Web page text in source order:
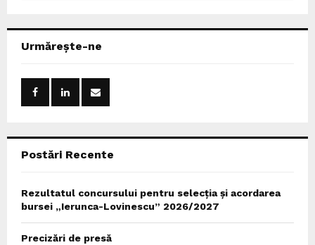
h
Urmărește-ne
Postări Recente
Rezultatul concursului pentru selecția și acordarea
bursei „Ierunca-Lovinescu” 2026/2027
Precizări de presă